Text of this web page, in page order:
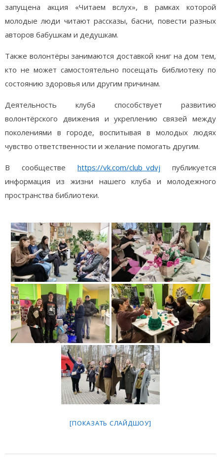
запущена акция «Читаем вслух», в рамках которой
молодые люди читают рассказы, басни, повести разных
авторов бабушкам и дедушкам.
Также волонтёры занимаются доставкой книг на дом тем,
кто не может самостоятельно посещать библиотеку по
состоянию здоровья или другим причинам.
Деятельность клуба способствует развитию
волонтёрского движения и укреплению связей между
поколениями в городе, воспитывая в молодых людях
чувство ответственности и желание помогать другим.
В сообществе https://vk.com/club_vdvj публикуется
информация из жизни нашего клуба и молодежного
пространства библиотеки.
[ПОКАЗАТЬ СЛАЙДШОУ]